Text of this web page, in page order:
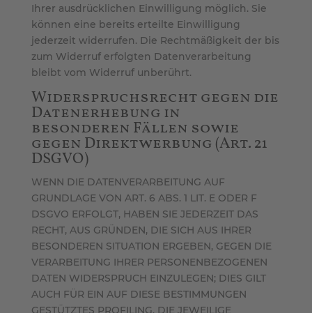
Ihrer ausdrücklichen Einwilligung möglich. Sie
können eine bereits erteilte Einwilligung
jederzeit widerrufen. Die Rechtmäßigkeit der bis
zum Widerruf erfolgten Datenverarbeitung
bleibt vom Widerruf unberührt.
Widerspruchsrecht gegen die
Datenerhebung in
besonderen Fällen sowie
gegen Direktwerbung (Art. 21
DSGVO)
WENN DIE DATENVERARBEITUNG AUF
GRUNDLAGE VON ART. 6 ABS. 1 LIT. E ODER F
DSGVO ERFOLGT, HABEN SIE JEDERZEIT DAS
RECHT, AUS GRÜNDEN, DIE SICH AUS IHRER
BESONDEREN SITUATION ERGEBEN, GEGEN DIE
VERARBEITUNG IHRER PERSONENBEZOGENEN
DATEN WIDERSPRUCH EINZULEGEN; DIES GILT
AUCH FÜR EIN AUF DIESE BESTIMMUNGEN
GESTÜTZTES PROFILING. DIE JEWEILIGE